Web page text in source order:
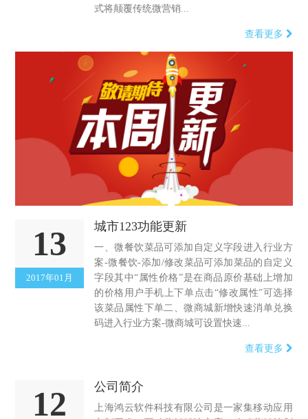
式将颠覆传统微营销...
查看更多
13
2017年01月
城市123功能更新
一、微餐饮菜品可添加自定义字段进入行业方
案-微餐饮-添加/修改菜品可添加菜品的自定义
字段其中“属性价格”是在商品原价基础上增加
的价格用户手机上下单点击“修改属性”可选择
该菜品属性下单二、微商城新增快速消单兑换
码进入行业方案-微商城可设置快速...
查看更多
12 公司简介
上海鸿云软件科技有限公司是一家集移动应用